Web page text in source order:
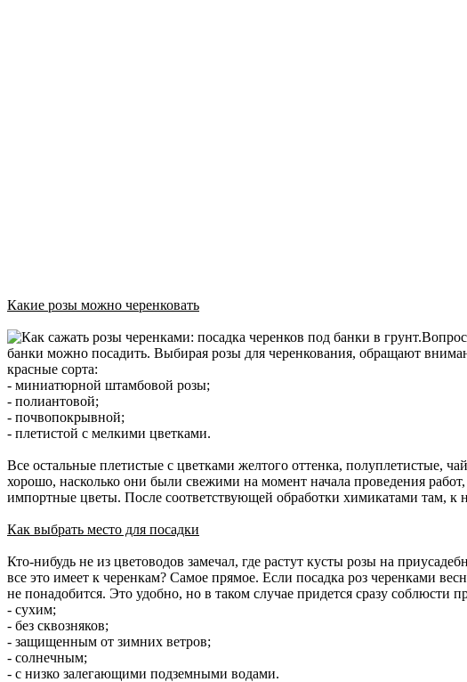
Какие розы можно черенковать
банки можно посадить. Выбирая розы для черенкования, обращают
красные сорта:
- миниатюрной штамбовой розы;
- полиантовой;
- почвопокрывной;
- плетистой с мелкими цветками.
Все остальные плетистые с цветками желтого оттенка, полуплетистые,
хорошо, насколько они были свежими на момент начала проведения
импортные цветы. После соответствующей обработки химикатами там,
Как выбрать место для посадки
Кто-нибудь не из цветоводов замечал, где растут кусты розы на
все это имеет к черенкам? Самое прямое. Если посадка роз черенками
не понадобится. Это удобно, но в таком случае придется сразу соблюсти
- сухим;
- без сквозняков;
- защищенным от зимних ветров;
- солнечным;
- с низко залегающими подземными водами.